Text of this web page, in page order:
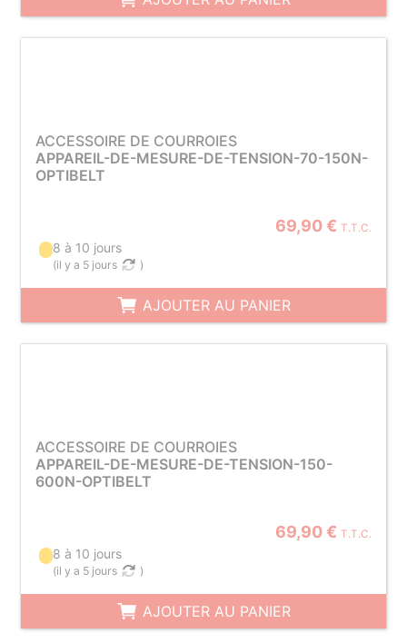
ACCESSOIRE DE COURROIES
APPAREIL-DE-MESURE-DE-TENSION-70-150N-
OPTIBELT
69,90 € T.T.C.
8 à 10 jours
(il y a 5 jours )
AJOUTER AU PANIER
ACCESSOIRE DE COURROIES
APPAREIL-DE-MESURE-DE-TENSION-150-
600N-OPTIBELT
69,90 € T.T.C.
8 à 10 jours
(il y a 5 jours )
AJOUTER AU PANIER